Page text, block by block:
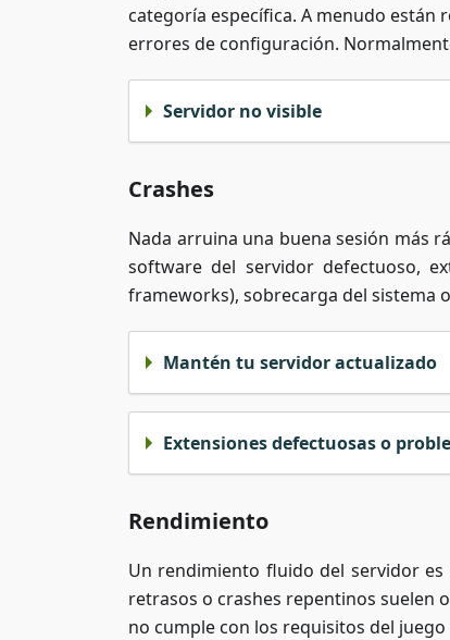
categoría específica. A menudo están
errores de configuración.
Servidor no visible
Crashes
Nada arruina una buena sesión más
software del servidor defectuoso,
frameworks), sobrecarga del sistema
Mantén tu servidor actualizado
Extensiones defectuosas o
Rendimiento
Un rendimiento fluido del servidor es
retrasos o crashes repentinos suelen
no cumple con los requisitos del